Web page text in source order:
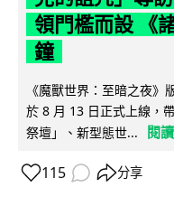
領門檻而設 《
鐘
《魔獸世界：至暗之夜
於 8 月 13 日正式上線，
祭壇」、新型態世...
閱
115 分享